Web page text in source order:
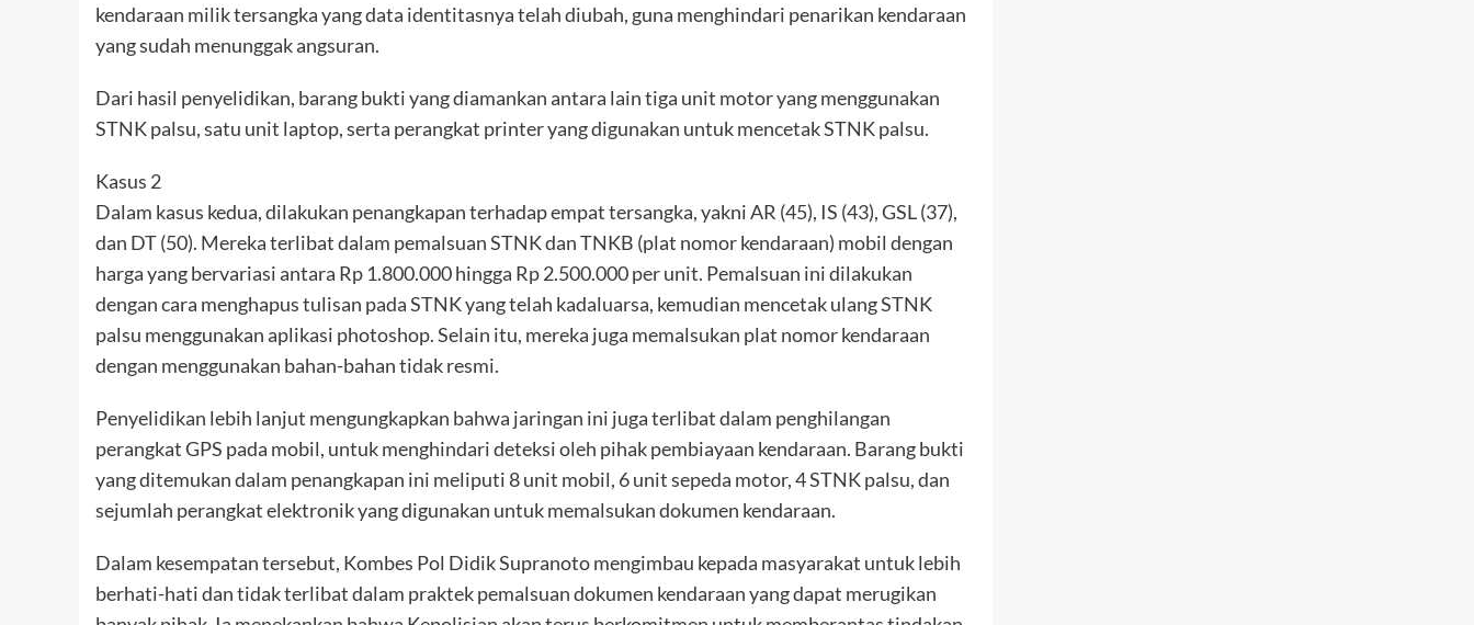
kendaraan milik tersangka yang data identitasnya telah diubah, guna menghindari penarikan kendaraan
yang sudah menunggak angsuran.
Dari hasil penyelidikan, barang bukti yang diamankan antara lain tiga unit motor yang menggunakan
STNK palsu, satu unit laptop, serta perangkat printer yang digunakan untuk mencetak STNK palsu.
Kasus 2
Dalam kasus kedua, dilakukan penangkapan terhadap empat tersangka, yakni AR (45), IS (43), GSL (37),
dan DT (50). Mereka terlibat dalam pemalsuan STNK dan TNKB (plat nomor kendaraan) mobil dengan
harga yang bervariasi antara Rp 1.800.000 hingga Rp 2.500.000 per unit. Pemalsuan ini dilakukan
dengan cara menghapus tulisan pada STNK yang telah kadaluarsa, kemudian mencetak ulang STNK
palsu menggunakan aplikasi photoshop. Selain itu, mereka juga memalsukan plat nomor kendaraan
dengan menggunakan bahan-bahan tidak resmi.
Penyelidikan lebih lanjut mengungkapkan bahwa jaringan ini juga terlibat dalam penghilangan
perangkat GPS pada mobil, untuk menghindari deteksi oleh pihak pembiayaan kendaraan. Barang bukti
yang ditemukan dalam penangkapan ini meliputi 8 unit mobil, 6 unit sepeda motor, 4 STNK palsu, dan
sejumlah perangkat elektronik yang digunakan untuk memalsukan dokumen kendaraan.
Dalam kesempatan tersebut, Kombes Pol Didik Supranoto mengimbau kepada masyarakat untuk lebih
berhati-hati dan tidak terlibat dalam praktek pemalsuan dokumen kendaraan yang dapat merugikan